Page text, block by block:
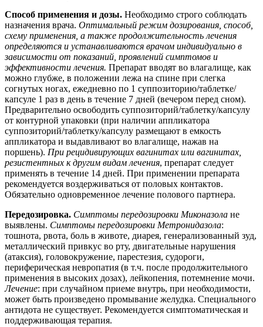
Способ применения и дозы. Необходимо строго соблюдать
назначения врача. Оптимальный режим дозирования, способ,
схему применения, а также продолжительность лечения
определяются и устанавливаются врачом индивидуально в
зависимости от показаний, проявлений симптомов и
эффективности лечения. Препарат вводят во влагалище, как
можно глубже, в положении лежа на спине при слегка
согнутых ногах, ежедневно по 1 суппозиторию/таблетке/
капсуле 1 раз в день в течение 7 дней (вечером перед сном).
Предварительно освободить суппозиторий/таблетку/капсулу
от контурной упаковки (при наличии аппликатора
суппозиторий/таблетку/капсулу размещают в емкость
аппликатора и выдавливают во влагалище, нажав на
поршень). При рецидивирующих вагинитах или вагинитах,
резистентных к другим видам лечения, препарат следует
применять в течение 14 дней. При применении препарата
рекомендуется воздерживаться от половых контактов.
Обязательно одновременное лечение полового партнера.
Передозировка. Симптомы передозировки Миконазола не
выявлены. Симптомы передозировки Метронидазола:
тошнота, рвота, боль в животе, диарея, генерализованный зуд,
металлический привкус во рту, двигательные нарушения
(атаксия), головокружение, парестезия, судороги,
периферическая невропатия (в т.ч. после продолжительного
применения в высоких дозах), лейкопения, потемнение мочи.
Лечение: при случайном приеме внутрь, при необходимости,
может быть произведено промывание желудка. Специального
антидота не существует. Рекомендуется симптоматическая и
поддерживающая терапия.